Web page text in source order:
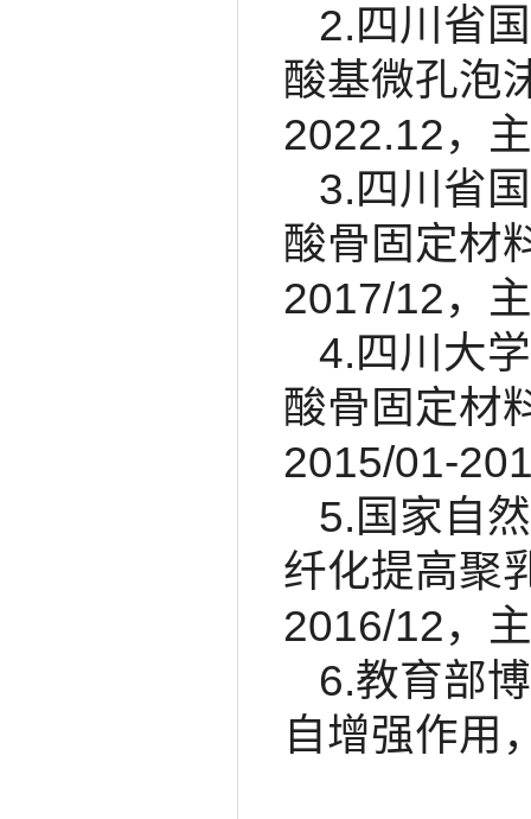
2.四川省
酸基微孔泡
2022.12，
3.四川省
酸骨固定材
2017/12，
4.四川大
酸骨固定材
2015/01-
5.国家自
纤化提高聚
2016/12，
6.教育部
自增强作用